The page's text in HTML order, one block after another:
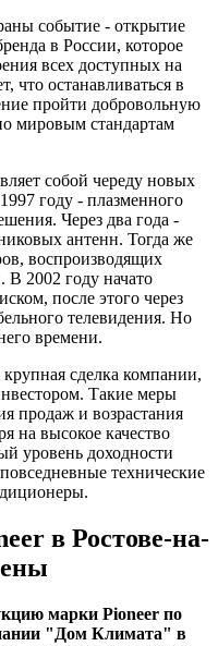
событие - открытие
в России, которое
всех доступных на
что останавливаться в
пройти добровольную
мировым стандартам
собой череду новых
году - плазменного
Через два года -
антенн. Тогда же
воспроизводящих
В 2002 году начато
после этого через
телевидения. Но
времени.
сделка компании,
Такие меры
продаж и возрастания
на высокое качество
уровень доходности
технические
Ростове-на-
марки Pioneer по
"Дом Климата" в